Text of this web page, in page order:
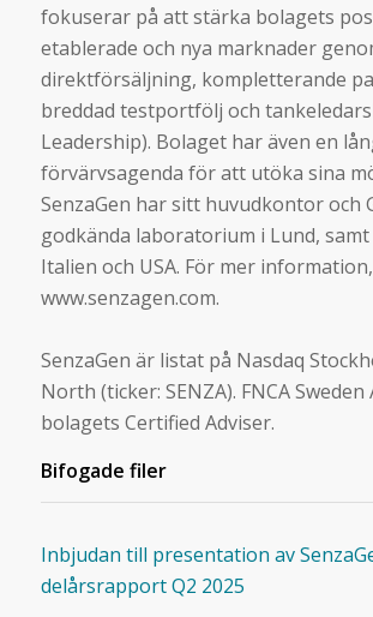
fokuserar på att stärka bolagets
etablerade och nya marknader
direktförsäljning, kompletterande
breddad testportfölj och
Leadership). Bolaget har även en
förvärvsagenda för att utöka sina
SenzaGen har sitt huvudkontor och
godkända laboratorium i Lund,
Italien och USA. För mer
www.senzagen.com.
SenzaGen är listat på Nasdaq
North (ticker: SENZA). FNCA Sweden
bolagets Certified Adviser.
Bifogade filer
Inbjudan till presentation av
delårsrapport Q2 2025